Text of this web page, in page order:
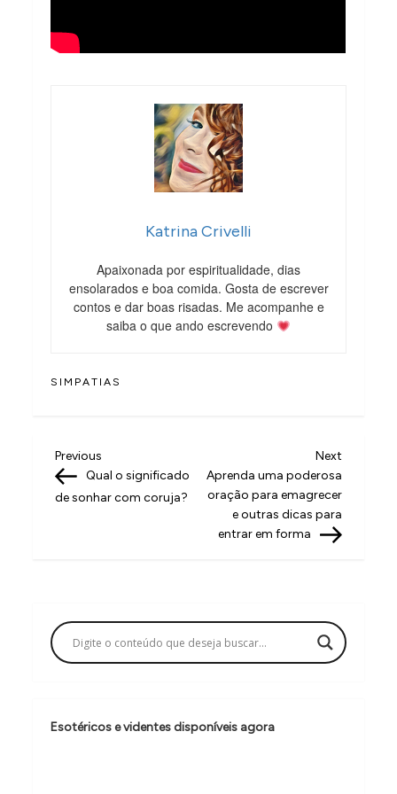
Katrina Crivelli
Apaixonada por espiritualidade, dias
ensolarados e boa comida. Gosta de escrever
contos e dar boas risadas. Me acompanhe e
saiba o que ando escrevendo
SIMPATIAS
N
a
ç
ã
d
Previous
Post
Previous
Qual o significado
de sonhar com coruja?
Next
Post
Next
Aprenda uma poderosa
oração para emagrecer
e outras dicas para
entrar em forma
Esotéricos e videntes disponíveis agora